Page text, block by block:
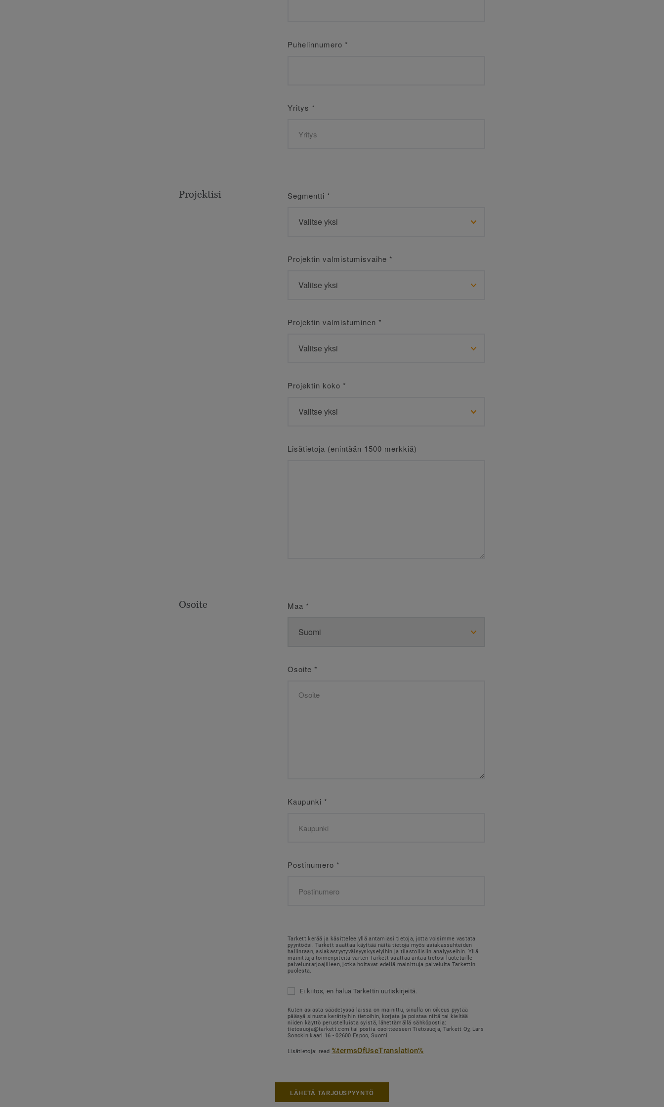
Puhelinnumero *
Yritys *
Projektisi Segmentti *
Projektin valmistumisvaihe *
Projektin valmistuminen *
Projektin koko *
Lisätietoja (enintään 1500 merkkiä)
Osoite Maa *
Osoite *
Kaupunki *
Postinumero *
Tarkett kerää ja käsittelee yllä antamiasi tietoja, jotta voisimme vastata
pyyntöösi. Tarkett saattaa käyttää näitä tietoja myös asiakassuhteiden
hallintaan, asiakastyytyväisyyskyselyihin ja tilastollisiin analyyseihin. Yllä
mainittuja toimenpiteitä varten Tarkett saattaa antaa tietosi luotetuille
palveluntarjoajilleen, jotka hoitavat edellä mainittuja palveluita Tarkettin
puolesta.
Ei kiitos, en halua Tarkettin uutiskirjeitä.
Kuten asiasta säädetyssä laissa on mainittu, sinulla on oikeus pyytää
pääsyä sinusta kerättyihin tietoihin, korjata ja poistaa niitä tai kieltää
niiden käyttö perustelluista syistä, lähettämällä sähköpostia:
tietosuoja@tarkett.com tai postia osoitteeseen Tietosuoja, Tarkett Oy, Lars
Sonckin kaari 16 - 02600 Espoo, Suomi.
Lisätietoja: read%termsOfUseTranslation%
LÄHETÄ TARJOUSPYYNTÖ